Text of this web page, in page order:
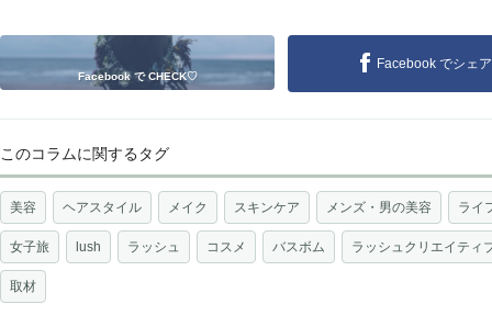
Facebook で CHECK♡
Facebook でシェア
このコラムに関するタグ
美容 ヘアスタイル メイク スキンケア メンズ・男の美容 ライ
女子旅 lush ラッシュ コスメ バスボム ラッシュクリエイティ
取材